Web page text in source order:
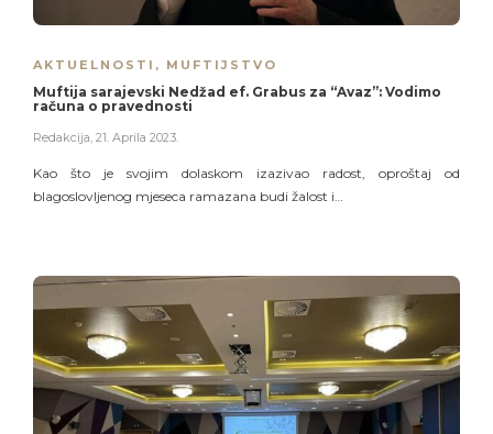
AKTUELNOSTI , MUFTIJSTVO
Muftija sarajevski Nedžad ef. Grabus za “Avaz”: Vodimo
računa o pravednosti
Redakcija 21. Aprila 2023.
Kao što je svojim dolaskom izazivao radost, oproštaj od
blagoslovljenog mjeseca ramazana budi žalost i…